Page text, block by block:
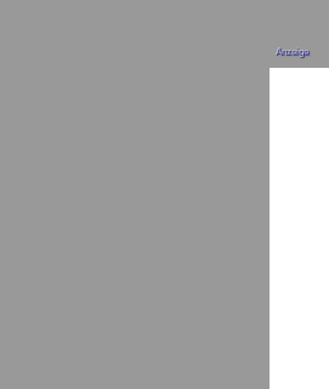
Anzeige